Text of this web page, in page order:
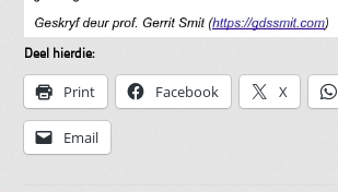
Deel hierdie:
Print Facebook X
Email